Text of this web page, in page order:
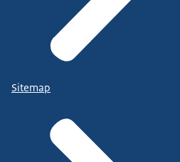
Sitemap